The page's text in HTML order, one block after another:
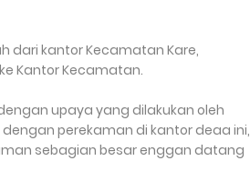
dari kantor Kecamatan Kare,
Kantor Kecamatan.
upaya yang dilakukan oleh
perekaman di kantor deaa ini,
sebagian besar enggan datang